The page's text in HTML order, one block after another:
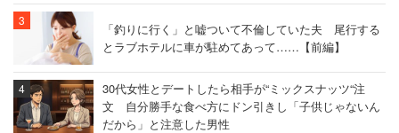
「釣りに行く」と嘘ついて不倫していた夫 尾行する
とラブホテルに車が駐めてあって……【前編】
30代女性とデートしたら相手が“ミックスナッツ“注
文 自分勝手な食べ方にドン引きし「子供じゃないん
だから」と注意した男性